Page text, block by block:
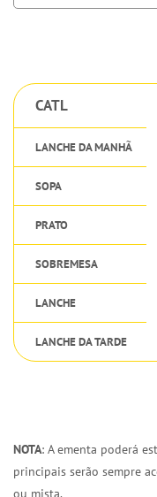
CATL
LANCHE DA MANHÃ
SOPA
PRATO
SOBREMESA
LANCHE
LANCHE DA TARDE
NOTA: A ementa poderá
principais serão sempre